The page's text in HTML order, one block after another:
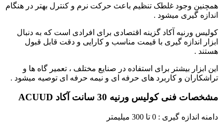
همچنین وجود غلطک تنظیم باعث حرکت نرم و کنترل بهتر در هنگام
اندازه گیری میشود .
کولیس ورنیه آکاد گزینه اقتصادی برای افرادی است که به دنبال
ابزار اندازه گیری با قیمت مناسب و کارایی و دقت قابل قبول
هستند .
این ابزار بیشتر برای استفاده در صنایع مختلف ، تعمیر گاه ها و
تراشکاران و کاربرد های حرفه ای و نیمه حرفه ای توصیه میشود .
مشخصات فنی کولیس ورنیه 30 سانت آکاد ACUUD
دامنه اندازه گیری : 0 تا 300 میلیمتر